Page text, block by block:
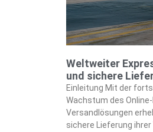
Weltweiter
und sichere
Einleitung Mit der
Wachstum des
Versandlösungen
sichere Lieferung